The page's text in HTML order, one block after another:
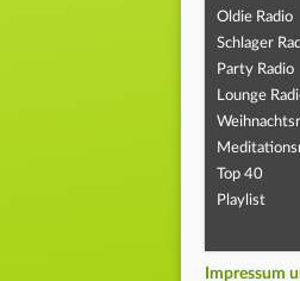
Oldie Radio
Schlager
Party Radio
Lounge
Top 40
Playlist
Impressum